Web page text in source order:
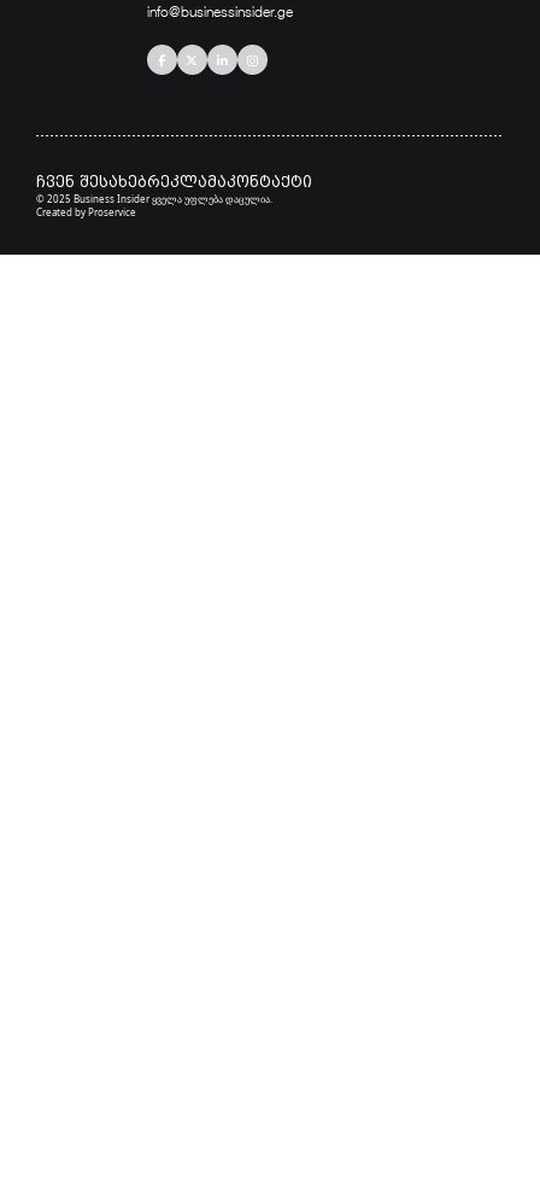
info@businessinsider.ge
ჩვენ შესახებრეკლამაკონტაქტი
© 2025 Business Insider ყველა უფლება დაცულია.
Created byProservice